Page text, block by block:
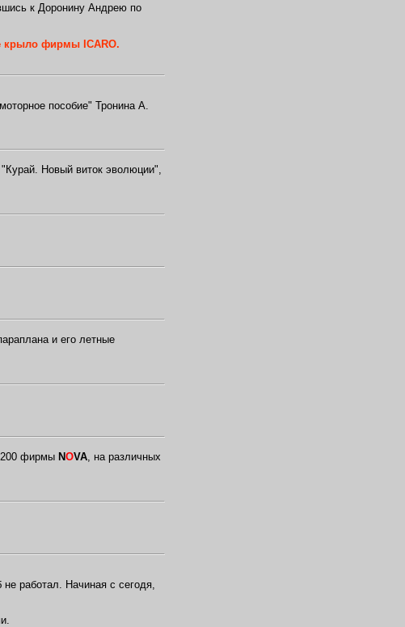
к Доронину Андрею по
крыло фирмы ICARO.
пособие" Тронина А.
Новый виток эволюции",
и его летные
фирмы NOVA, на различных
работал. Начиная с сегодя,